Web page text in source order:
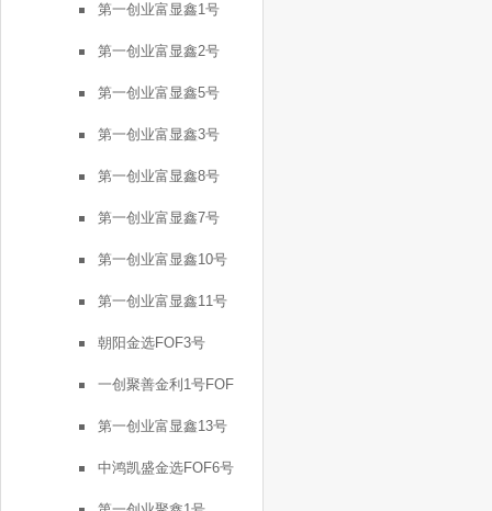
第一创业富显鑫1号
第一创业富显鑫2号
第一创业富显鑫5号
第一创业富显鑫3号
第一创业富显鑫8号
第一创业富显鑫7号
第一创业富显鑫10号
第一创业富显鑫11号
朝阳金选FOF3号
一创聚善金利1号FOF
第一创业富显鑫13号
中鸿凯盛金选FOF6号